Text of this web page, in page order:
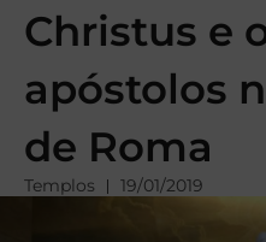
Christus e
apóstolos
de Roma
Templos 19/01/2019